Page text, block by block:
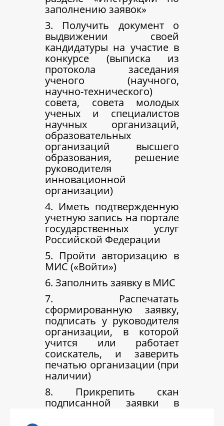
заполнению заявок»
3. Получить документ о
выдвижении своей
кандидатуры на участие в
конкурсе (выписка из
протокола заседания
ученого (научного,
научно-технического)
совета, совета молодых
ученых и специалистов
научных организаций,
образовательных
организаций высшего
образования, решение
руководителя
инновационной
организации)
4. Иметь подтвержденную
учетную запись на портале
государственных услуг
Российской Федерации
5. Пройти авторизацию в
МИС («Войти»)
6. Заполнить заявку в МИС
7. Распечатать
сформированную заявку,
подписать у руководителя
организации, в которой
учится или работает
соискатель, и заверить
печатью организации (при
наличии)
8. Прикрепить скан
подписанной заявки в